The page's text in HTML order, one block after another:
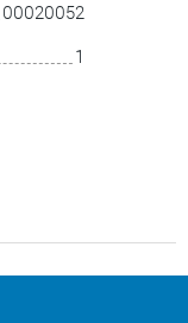
00020052
1